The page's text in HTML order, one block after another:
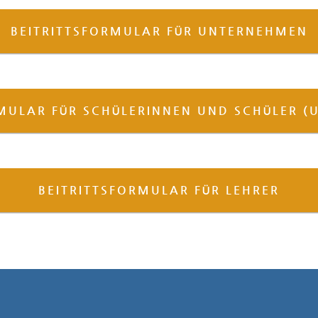
BEITRITTSFORMULAR FÜR UNTERNEHMEN
FÜR SCHÜLERINNEN UND SCHÜLER
BEITRITTSFORMULAR FÜR LEHRER